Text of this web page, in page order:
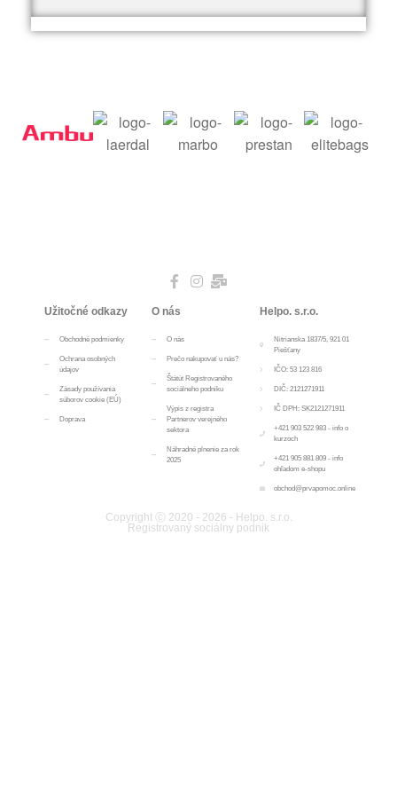
Užitočné odkazy
Obchodné podmienky
Ochrana osobných
údajov
Zásady používania
súborov cookie (EÚ)
Doprava
O nás
O nás
Prečo nakupovať u nás?
Štátút Registrovaného
sociálneho podniku
Výpis z registra
Partnerov verejného
sektora
Náhradné plnenie za rok
2025
Helpo. s.r.o.
Nitrianska 1837/5, 921 01
Piešťany
IČO: 53 123 816
DIČ: 2121271911
IČ DPH: SK2121271911
+421 903 522 983 - info o
kurzoch
+421 905 881 809 - info
ohľadom e-shopu
obchod@prvapomoc.online
Copyright Ⓒ 2020 - 2026 - Helpo. s.r.o.
Registrovaný sociálny podnik